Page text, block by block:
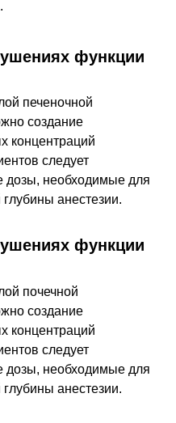
функции
печеночной
создание
концентраций
следует
дозы, необходимые для
анестезии.
функции
почечной
создание
концентраций
следует
дозы, необходимые для
анестезии.